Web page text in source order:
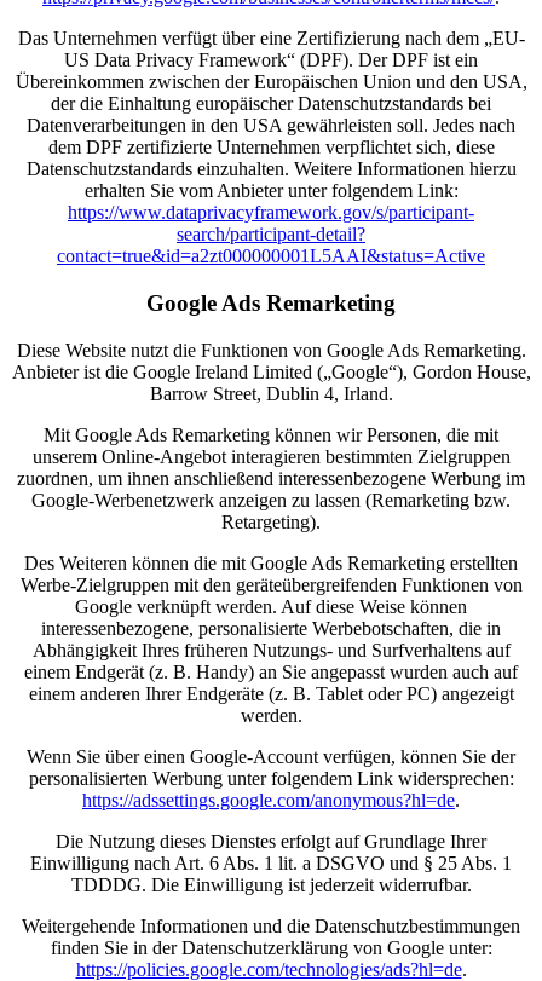
Das Unternehmen verfügt über eine Zertifizierung nach dem „EU-
US Data Privacy Framework“ (DPF). Der DPF ist ein
Übereinkommen zwischen der Europäischen Union und den USA,
der die Einhaltung europäischer Datenschutzstandards bei
Datenverarbeitungen in den USA gewährleisten soll. Jedes nach
dem DPF zertifizierte Unternehmen verpflichtet sich, diese
Datenschutzstandards einzuhalten. Weitere Informationen hierzu
erhalten Sie vom Anbieter unter folgendem Link:
https://www.dataprivacyframework.gov/s/participant-
search/participant-detail?
contact=true&id=a2zt000000001L5AAI&status=Active
Google Ads Remarketing
Diese Website nutzt die Funktionen von Google Ads Remarketing.
Anbieter ist die Google Ireland Limited („Google“), Gordon House,
Barrow Street, Dublin 4, Irland.
Mit Google Ads Remarketing können wir Personen, die mit
unserem Online-Angebot interagieren bestimmten Zielgruppen
zuordnen, um ihnen anschließend interessenbezogene Werbung im
Google-Werbenetzwerk anzeigen zu lassen (Remarketing bzw.
Retargeting).
Des Weiteren können die mit Google Ads Remarketing erstellten
Werbe-Zielgruppen mit den geräteübergreifenden Funktionen von
Google verknüpft werden. Auf diese Weise können
interessenbezogene, personalisierte Werbebotschaften, die in
Abhängigkeit Ihres früheren Nutzungs- und Surfverhaltens auf
einem Endgerät (z. B. Handy) an Sie angepasst wurden auch auf
einem anderen Ihrer Endgeräte (z. B. Tablet oder PC) angezeigt
werden.
Wenn Sie über einen Google-Account verfügen, können Sie der
personalisierten Werbung unter folgendem Link widersprechen:
https://adssettings.google.com/anonymous?hl=de.
Die Nutzung dieses Dienstes erfolgt auf Grundlage Ihrer
Einwilligung nach Art. 6 Abs. 1 lit. a DSGVO und § 25 Abs. 1
TDDDG. Die Einwilligung ist jederzeit widerrufbar.
Weitergehende Informationen und die Datenschutzbestimmungen
finden Sie in der Datenschutzerklärung von Google unter:
https://policies.google.com/technologies/ads?hl=de.